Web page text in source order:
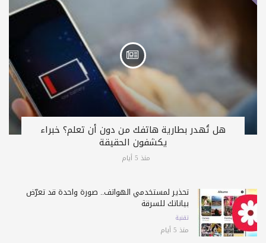
هل تُهدر بطارية هاتفك من دون أن تعلم؟ خبراء
يكشفون الحقيقة
منذ 5 أيام
تحذير لمستخدمي الهواتف.. صورة واحدة قد تعرّض
بياناتك للسرقة
تقنية
منذ 5 أيام